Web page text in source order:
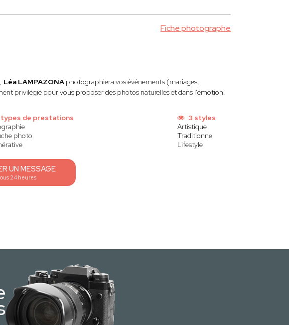
Fiche photographe
Léa LAMPAZONAphotographiera vos événements (mariages,
privilégié pour vous proposer des photos naturelles et dans l'émotion.
types de prestations
photo
3 styles
Artistique
Traditionnel
Lifestyle
UN MESSAGE
24 heures